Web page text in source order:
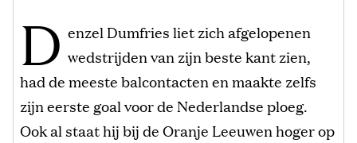
D enzel Dumfries liet zich afgelopenen
wedstrijden van zijn beste kant zien,
had de meeste balcontacten en maakte zelfs
zijn eerste goal voor de Nederlandse ploeg.
Ook al staat hij bij de Oranje Leeuwen hoger op